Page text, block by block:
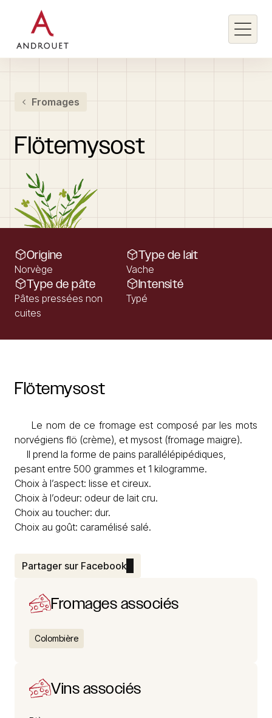
Rechercher un mot clé
Fromages
Flötemysost
Origine
Norvège
Type de lait
Vache
Type de pâte
Pâtes pressées non
cuites
Intensité
Typé
Flötemysost
Le nom de ce fromage est composé par les mots
norvégiens flö (crème), et mysost (fromage maigre).
Il prend la forme de pains parallélépipédiques,
pesant entre 500 grammes et 1 kilogramme.
Choix à l’aspect: lisse et cireux.
Choix à l’odeur: odeur de lait cru.
Choix au toucher: dur.
Choix au goût: caramélisé salé.
Partager sur Facebook
Fromages associés
Colombière
Vins associés